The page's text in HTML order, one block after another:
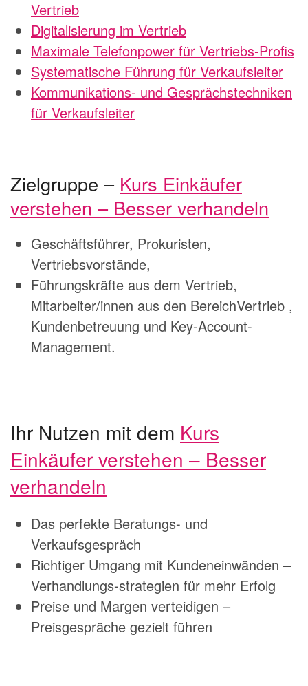
Vertrieb
Digitalisierung im Vertrieb
Maximale Telefonpower für Vertriebs-Profis
Systematische Führung für Verkaufsleiter
Kommunikations- und Gesprächstechniken
für Verkaufsleiter
Zielgruppe – Kurs Einkäufer
verstehen – Besser verhandeln
Geschäftsführer, Prokuristen,
Vertriebsvorstände,
Führungskräfte aus dem Vertrieb,
Mitarbeiter/innen aus den BereichVertrieb ,
Kundenbetreuung und Key-Account-
Management.
Ihr Nutzen mit dem Kurs
Einkäufer verstehen – Besser
verhandeln
Das perfekte Beratungs- und
Verkaufsgespräch
Richtiger Umgang mit Kundeneinwänden –
Verhandlungs-strategien für mehr Erfolg
Preise und Margen verteidigen –
Preisgespräche gezielt führen